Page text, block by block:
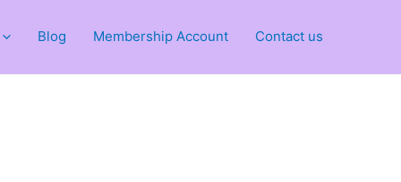
Blog Membership Account Contact us